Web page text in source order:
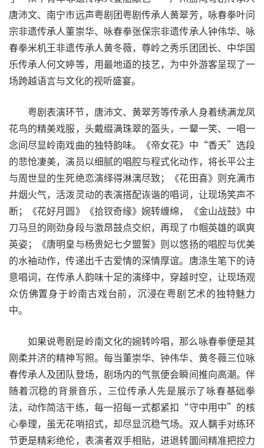
唐沛文、南宁市远声粤剧团粤剧传承人黄翠芳，咏春拳叶问
宗非遗传承人董崇华、咏春拳张保宗非遗传承人钟伟华、咏
春拳米机王非遗传承人黄冬薇，尊岭之秀乐团团长、中华国
乐传承人何文婷等，用最地道的技艺，为中外游客呈现了一
场跨越语言与文化的视听盛宴。
粤剧表演环节，唐沛文、黄翠芳等传承人身着绣满龙凤
花鸟的精美戏服，头戴缀满珠翠的盔头，一颦一笑、一唱一
念间尽显岭南戏曲的独特韵味。《帝女花》中“香夭”选段
的悲怆凄美，演员以细腻的唱腔与程式化动作，将长平公主
与周世显的生死绝恋演绎得淋漓尽致；《花田喜》则充满市
井烟火气，活泼灵动的表演搭配诙谐的唱词，让现场笑声不
断；《花好月圆》《拾钗奇缘》婉转缠绵，《金山战鼓》中
刀马旦的刚劲身段与激昂鼓点交织，再现了巾帼英雄的飒爽
英姿；《唐明皇与杨贵妃七夕盟誓》则以悠扬的唱腔与优美
的水袖动作，传递出千古爱情的深情厚谊。唐涤生笔下的诗
意唱词，在传承人韵味十足的演绎中，穿越时空，让现场观
众仿佛置身于岭南古戏台前，沉浸在粤剧艺术的独特魅力
中。
如果说粤剧是岭南文化的婉转吟唱，那么咏春拳便是其
刚柔并济的精神写照。每当董崇华、钟伟华、黄冬薇三位咏
春传承人及团队登场，剧场内的气氛便会瞬间推向高潮。伴
随着沉稳的背景音乐，三位传承人先是展示了咏春基础拳
法，动作简洁干练，每一招每一式都紧扣“守中用中”的核
心拳理，虽无花哨招式，却尽显沉稳气场。双人黐手对练环
节更是精彩绝伦，表演者双手相贴，进退转圜间精准把控力